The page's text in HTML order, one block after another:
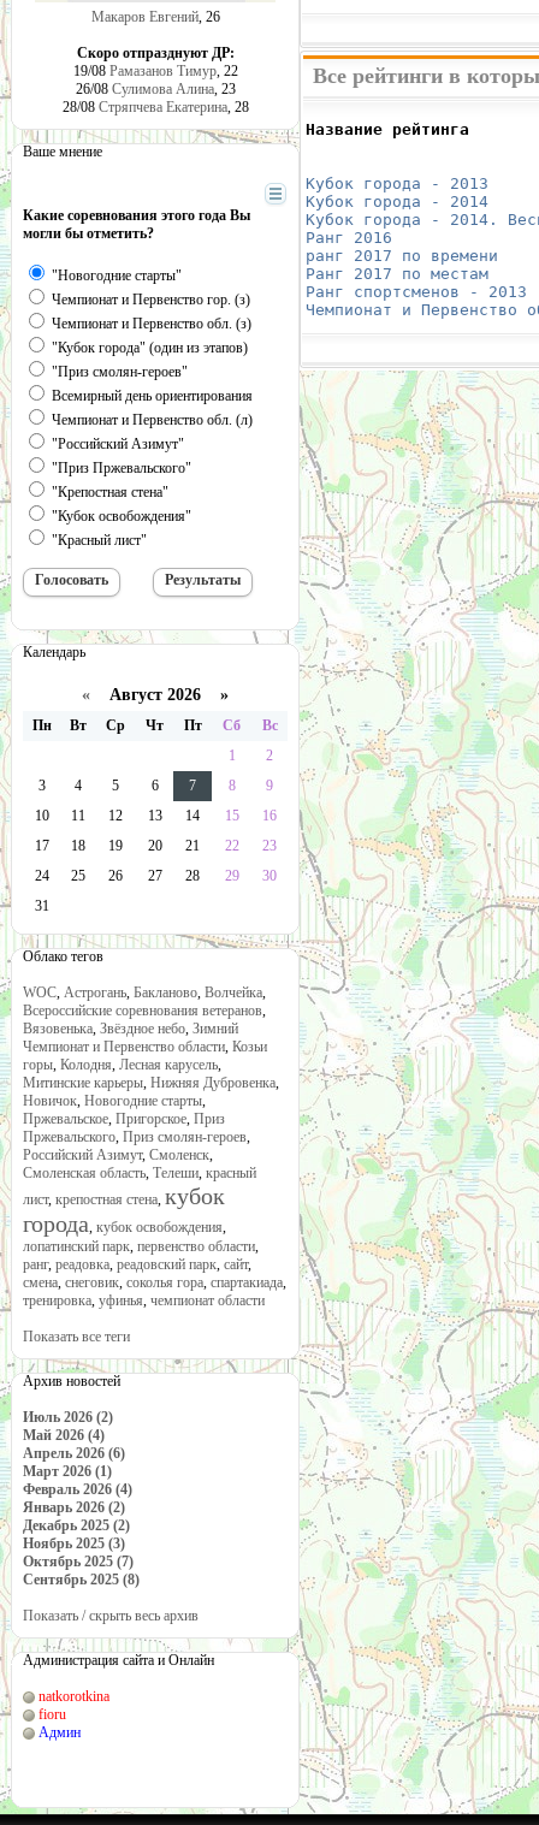
Макаров Евгений, 26
Скоро отпразднуют ДР:
19/08 Рамазанов Тимур, 22
26/08 Сулимова Алина, 23
28/08 Стряпчева Екатерина, 28
Ваше мнение
Какие соревнования этого года Вы
могли бы отметить?
"Новогодние старты"
Чемпионат и Первенство гор. (з)
Чемпионат и Первенство обл. (з)
"Кубок города" (один из этапов)
"Приз смолян-героев"
Всемирный день ориентирования
Чемпионат и Первенство обл. (л)
"Российский Азимут"
"Приз Пржевальского"
"Крепостная стена"
"Кубок освобождения"
"Красный лист"
Календарь
« Август 2026 »
Пн Вт Ср Чт Пт Сб
Вс
1
2
3
4 5 6 7 8
9
10
11 12 13 14 15
16
17
18 19 20 21 22
23
24
25 26 27 28 29
30
31
Облако тегов
WOC, Астрогань, Бакланово, Волчейка,
Всероссийские соревнования ветеранов,
Вязовенька, Звёздное небо, Зимний
Чемпионат и Первенство области, Козьи
горы, Колодня, Лесная карусель,
Митинские карьеры, Нижняя Дубровенка,
Новичок, Новогодние старты,
Пржевальское, Пригорское, Приз
Пржевальского, Приз смолян-героев,
Российский Азимут, Смоленск,
Смоленская область, Телеши, красный
лист, крепостная стена, кубок
города, кубок освобождения,
лопатинский парк, первенство области,
ранг, реадовка, реадовский парк, сайт,
смена, снеговик, соколья гора, спартакиада,
тренировка, уфинья, чемпионат области
Показать все теги
Архив новостей
Июль 2026 (2)
Май 2026 (4)
Апрель 2026 (6)
Март 2026 (1)
Февраль 2026 (4)
Январь 2026 (2)
Декабрь 2025 (2)
Ноябрь 2025 (3)
Октябрь 2025 (7)
Сентябрь 2025 (8)
Показать / скрыть весь архив
Администрация сайта и Онлайн
natkorotkina
fioru
Админ
Все рейтинги в
Название рейтинга
Кубок города - 2013
Кубок города - 2014
Кубок города - 2014.
Ранг 2016
ранг 2017 по времени
Ранг 2017 по местам
Ранг спортсменов - 2013
Чемпионат и Первенство